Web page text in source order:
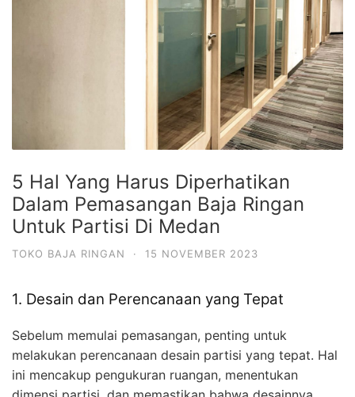
5 Hal Yang Harus Diperhatikan
Dalam Pemasangan Baja Ringan
Untuk Partisi Di Medan
TOKO BAJA RINGAN · 15 NOVEMBER 2023
1. Desain dan Perencanaan yang Tepat
Sebelum memulai pemasangan, penting untuk
melakukan perencanaan desain partisi yang tepat. Hal
ini mencakup pengukuran ruangan, menentukan